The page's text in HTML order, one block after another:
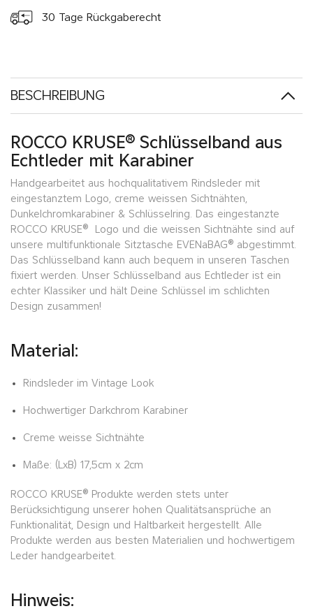
30 Tage Rückgaberecht
BESCHREIBUNG
ROCCO KRUSE® Schlüsselband aus
Echtleder mit Karabiner
Handgearbeitet aus hochqualitativem Rindsleder mit
eingestanztem Logo, creme weissen Sichtnähten,
Dunkelchromkarabiner & Schlüsselring. Das eingestanzte
ROCCO KRUSE® Logo und die weissen Sichtnähte sind auf
unsere multifunktionale Sitztasche EVENaBAG® abgestimmt.
Das Schlüsselband kann auch bequem in unseren Taschen
fixiert werden. Unser Schlüsselband aus Echtleder ist ein
echter Klassiker und hält Deine Schlüssel im schlichten
Design zusammen!
Material:
Rindsleder im Vintage Look
Hochwertiger Darkchrom Karabiner
Creme weisse Sichtnähte
Maße: (LxB) 17,5cm x 2cm
ROCCO KRUSE® Produkte werden stets unter
Berücksichtigung unserer hohen Qualitätsansprüche an
Funktionalität, Design und Haltbarkeit hergestellt. Alle
Produkte werden aus besten Materialien und hochwertigem
Leder handgearbeitet.
Hinweis: